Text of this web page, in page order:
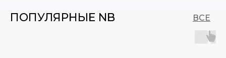
ПОПУЛЯРНЫЕ NB ВСЕ